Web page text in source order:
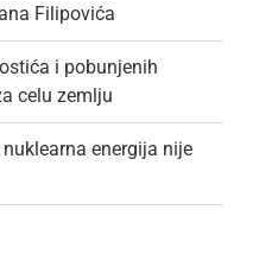
Filipovića
i pobunjenih
celu zemlju
energija nije